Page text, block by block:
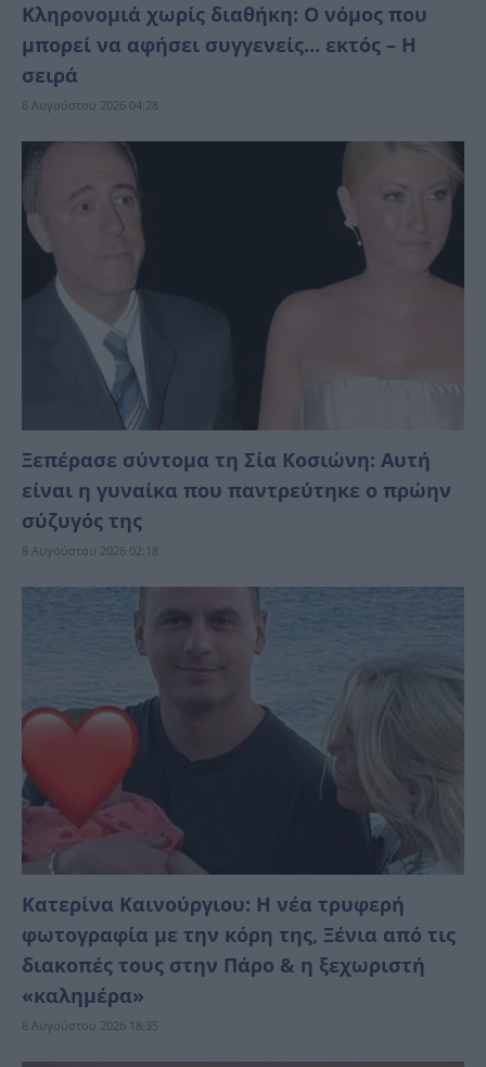
Κληρονομιά χωρίς διαθήκη: Ο νόμος που
μπορεί να αφήσει συγγενείς… εκτός – Η
σειρά
8 Αυγούστου 2026 04:28
Ξεπέρασε σύντομα τη Σία Κοσιώνη: Αυτή
είναι η γυναίκα που παντρεύτηκε ο πρώην
σύζυγός της
8 Αυγούστου 2026 02:18
Κατερίνα Καινούργιου: Η νέα τρυφερή
φωτογραφία με την κόρη της, Ξένια από τις
διακοπές τους στην Πάρο & η ξεχωριστή
«καλημέρα»
8 Αυγούστου 2026 18:35